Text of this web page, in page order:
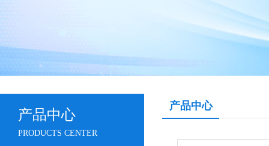
产品中心
PRODUCTS CENTER
产品中心